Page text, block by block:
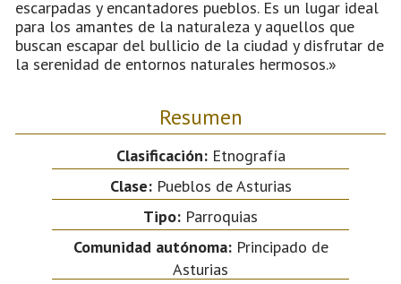
escarpadas y encantadores pueblos. Es un lugar ideal
para los amantes de la naturaleza y aquellos que
buscan escapar del bullicio de la ciudad y disfrutar de
la serenidad de entornos naturales hermosos.»
Resumen
Clasificación:Etnografía
Clase:Pueblos de Asturias
Tipo: Parroquias
Comunidad autónoma:Principado de
Asturias